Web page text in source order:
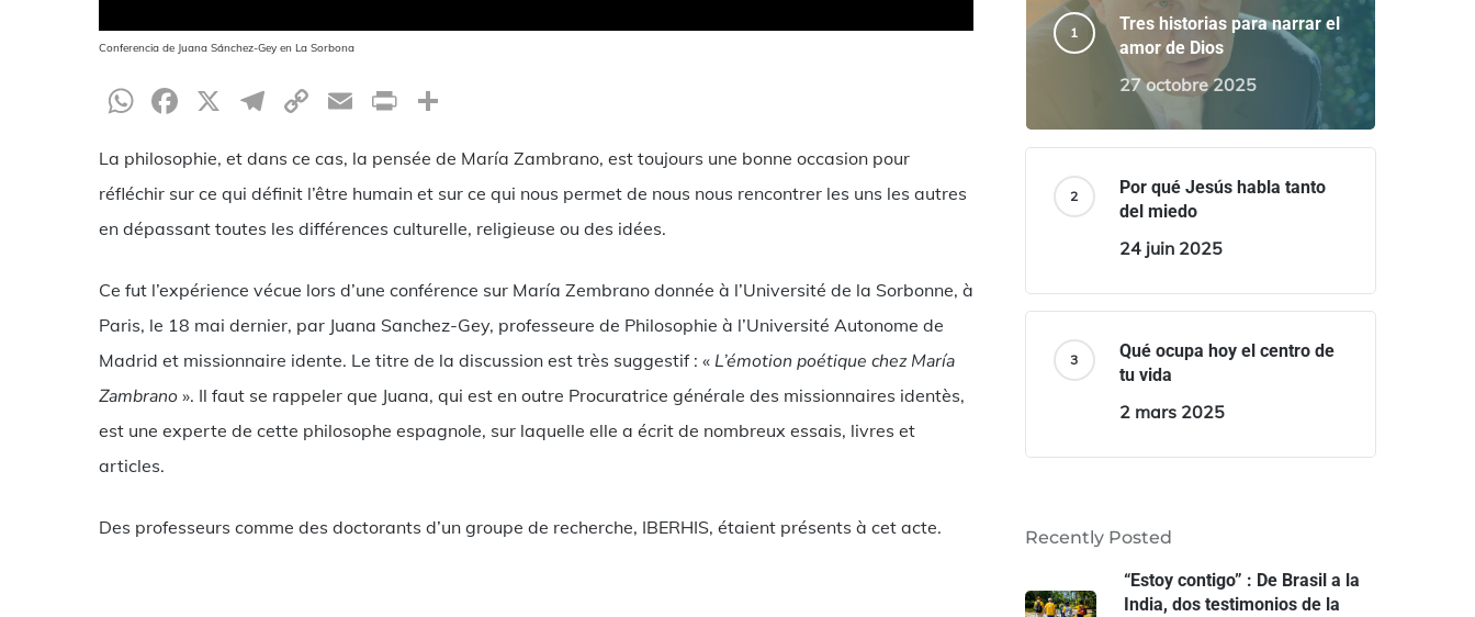
Conferencia de Juana Sánchez-Gey en La Sorbona
WhatsApp
Facebook
X Telegram
CopyEmailPrint
La philosophie, et dans ce cas, la pensée de María Zambrano, est toujours une bonne occasion pour
réfléchir sur ce qui définit l’être humain et sur ce qui nous permet de nous nous rencontrer les uns les autres
en dépassant toutes les différences culturelle, religieuse ou des idées.
Ce fut l’expérience vécue lors d’une conférence sur María Zembrano donnée à l’Université de la Sorbonne, à
Paris, le 18 mai dernier, par Juana Sanchez-Gey, professeure de Philosophie à l’Université Autonome de
Madrid et missionnaire idente. Le titre de la discussion est très suggestif : « L’émotion poétique chez María
Zambrano ». Il faut se rappeler que Juana, qui est en outre Procuratrice générale des missionnaires identès,
est une experte de cette philosophe espagnole, sur laquelle elle a écrit de nombreux essais, livres et
articles.
Des professeurs comme des doctorants d’un groupe de recherche, IBERHIS, étaient présents à cet acte.
Tres historias para narrar el
amor de Dios
27 octobre 2025
Por qué Jesús habla tanto
del miedo
24 juin 2025
Qué ocupa hoy el centro de
tu vida
2 mars 2025
Recently Posted
“Estoy contigo” : De Brasil a la
India, dos testimonios de la